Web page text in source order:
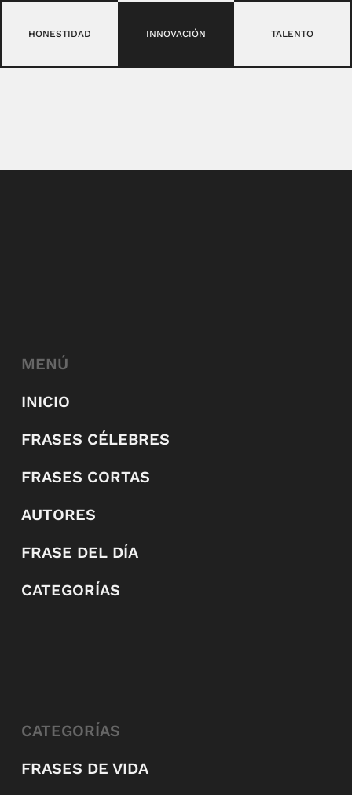
HONESTIDAD INNOVACIÓN TALENTO
MENÚ
INICIO
FRASES CÉLEBRES
FRASES CORTAS
AUTORES
FRASE DEL DÍA
CATEGORÍAS
CATEGORÍAS
FRASES DE VIDA